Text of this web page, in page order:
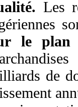
Les
le plan
de